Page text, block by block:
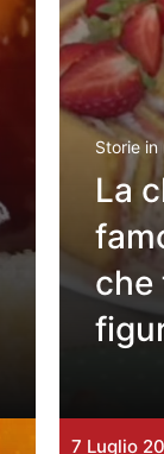
Storie in
La
che
7 Luglio